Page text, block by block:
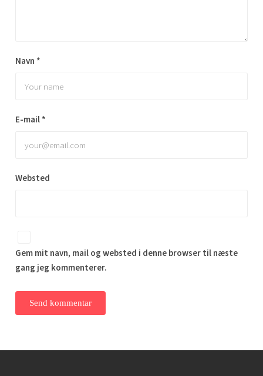
Navn *
E-mail *
Websted
Gem mit navn, mail og websted i denne browser til næste
gang jeg kommenterer.